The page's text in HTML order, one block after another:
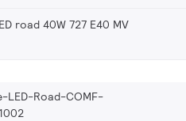
road 40W 727 E40 MV
LED-Road-COMF-